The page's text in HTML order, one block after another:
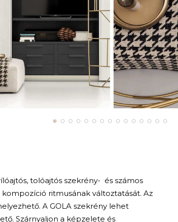
tolóajtós szekrény- és számos
ritmusának változtatását. Az
A GOLA szekrény lehet
Szárnyaljon a képzelete és